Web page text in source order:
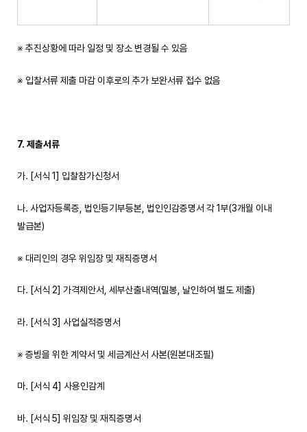
※ 추진상황에 따라 일정 및 장소 변경될 수 있음
※ 입찰서류 제출 마감 이후로의 추가 보완서류 접수 없음
7. 제출서류
가. [서식 1] 입찰참가신청서
나. 사업자등록증, 법인등기부등본, 법인인감증명서 각 1부(3개월 이내
발급본)
※ 대리인의 경우 위임장 및 재직증명서
다. [서식 2] 가격제안서, 세부산출내역(밀봉, 날인하여 별도 제출)
라. [서식 3] 사업실적증명서
※ 증빙을 위한 계약서 및 세금계산서 사본(원본대조필)
마. [서식 4] 사용인감계
바. [서식 5] 위임장 및 재직증명서